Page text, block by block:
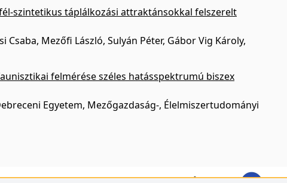
szintetikus táplálkozási attraktánsokkal felszerelt
Mezőfi László, Sulyán Péter, Gábor Vig Károly,
felmérése széles hatásspektrumú biszex
Egyetem, Mezőgazdaság-, Élelmiszertudományi